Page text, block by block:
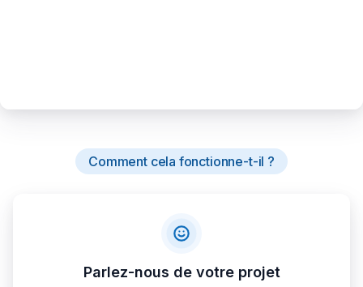
Comment cela fonctionne-t-il ?
Parlez-nous de votre projet